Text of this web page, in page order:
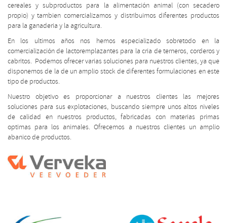
cereales y subproductos para la alimentación animal (con secadero
propio) y tambien comercializamos y distribuimos diferentes productos
para la ganaderia y la agricultura.
En los ultimos años nos hemos especializado sobretodo en la
comercialización de lactoremplazantes para la cria de terneros, corderos y
cabritos. Podemos ofrecer varias soluciones para nuestros clientes, ya que
disponemos de la de un amplio stock de diferentes formulaciones en este
tipo de productos.
Nuestro objetivo es proporcionar a nuestros clientes las mejores
soluciones para sus explotaciones, buscando siempre unos altos niveles
de calidad en nuestros productos, fabricadas con materias primas
optimas para los animales. Ofrecemos a nuestros clientes un amplio
abanico de productos.